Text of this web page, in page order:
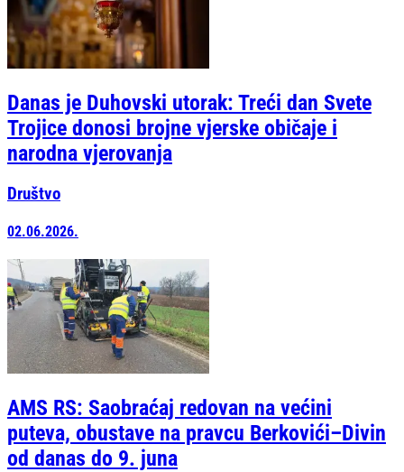
Danas je Duhovski utorak: Treći dan Svete
Trojice donosi brojne vjerske običaje i
narodna vjerovanja
Društvo
02.06.2026.
AMS RS: Saobraćaj redovan na većini
puteva, obustave na pravcu Berkovići–Divin
od danas do 9. juna